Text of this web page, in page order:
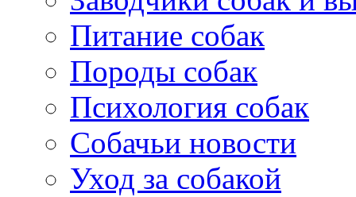
Питание собак
Породы собак
Психология собак
Собачьи новости
Уход за собакой